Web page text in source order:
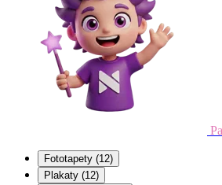
Fototapety (12)
Plakaty (12)